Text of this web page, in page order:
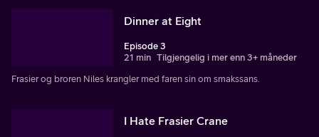
Dinner at Eight
Episode 3
21 min Tilgjengelig i mer enn 3+ måneder
Frasier og broren Niles krangler med faren sin om smakssans.
I Hate Frasier Crane